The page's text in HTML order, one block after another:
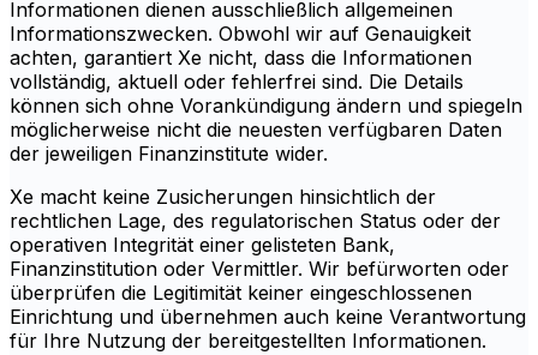
Informationen dienen ausschließlich allgemeinen
Informationszwecken. Obwohl wir auf Genauigkeit
achten, garantiert Xe nicht, dass die Informationen
vollständig, aktuell oder fehlerfrei sind. Die Details
können sich ohne Vorankündigung ändern und spiegeln
möglicherweise nicht die neuesten verfügbaren Daten
der jeweiligen Finanzinstitute wider.
Xe macht keine Zusicherungen hinsichtlich der
rechtlichen Lage, des regulatorischen Status oder der
operativen Integrität einer gelisteten Bank,
Finanzinstitution oder Vermittler. Wir befürworten oder
überprüfen die Legitimität keiner eingeschlossenen
Einrichtung und übernehmen auch keine Verantwortung
für Ihre Nutzung der bereitgestellten Informationen.